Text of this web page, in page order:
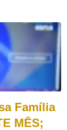
Família
MÊS;